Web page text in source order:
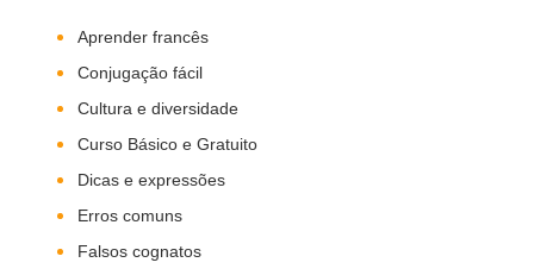
Aprender francês
Conjugação fácil
Cultura e diversidade
Curso Básico e Gratuito
Dicas e expressões
Erros comuns
Falsos cognatos